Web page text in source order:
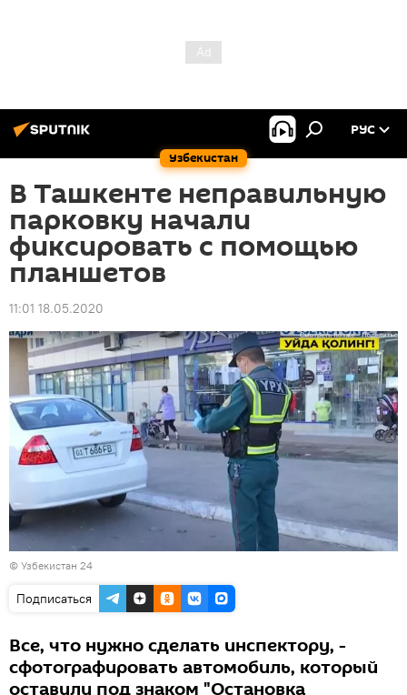
Узбекистан
РУС
В Ташкенте неправильную
парковку начали
фиксировать с помощью
планшетов
11:01 18.05.2020
© Узбекистан 24
Подписаться
Все, что нужно сделать инспектору, -
сфотографировать автомобиль, который
оставили под знаком "Остановка